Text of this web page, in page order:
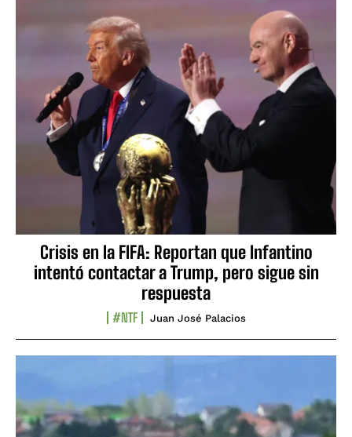
Crisis en la FIFA: Reportan que Infantino
intentó contactar a Trump, pero sigue sin
respuesta
#NTF Juan José Palacios